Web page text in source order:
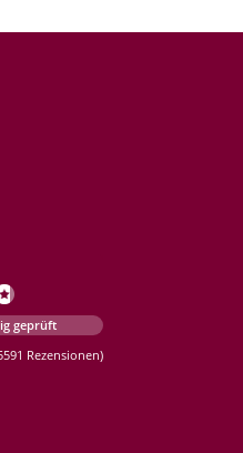
geprüft
Rezensionen)